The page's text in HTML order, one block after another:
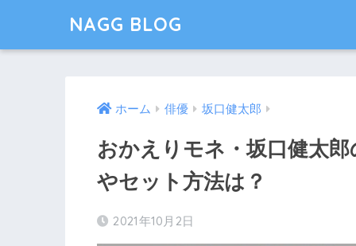
NAGG BLOG
ホーム 俳優 坂口健太郎
おかえりモネ・坂口健太
やセット方法は？
2021年10月2日